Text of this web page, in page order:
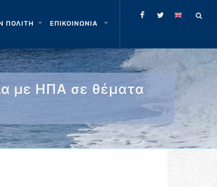
ΠΟΛΙΤΗ ΕΠΙΚΟΙΝΩΝΙΑ
με ΗΠΑ σε θέματα